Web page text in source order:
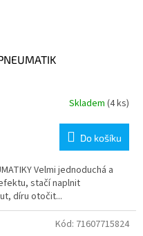
Skladem (4 ks)
Do košíku
Velmi jednoduchá a
stačí naplnit
díru otočit...
Kód: 71607715824